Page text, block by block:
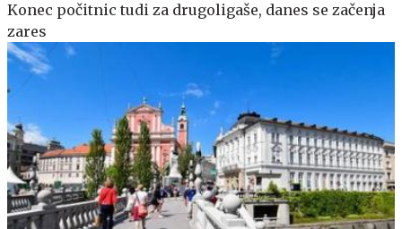
Konec počitnic tudi za drugoligaše, danes se začenja
zares